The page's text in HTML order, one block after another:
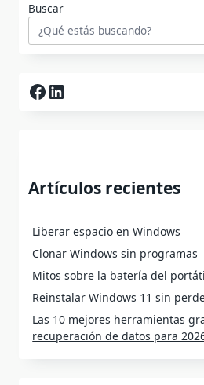
Buscar
Facebook
LinkedIn
Artículos recientes
Liberar espacio en Windows
Clonar Windows sin programas
Mitos sobre la batería del
Reinstalar Windows 11 sin
Las 10 mejores herramientas
recuperación de datos para